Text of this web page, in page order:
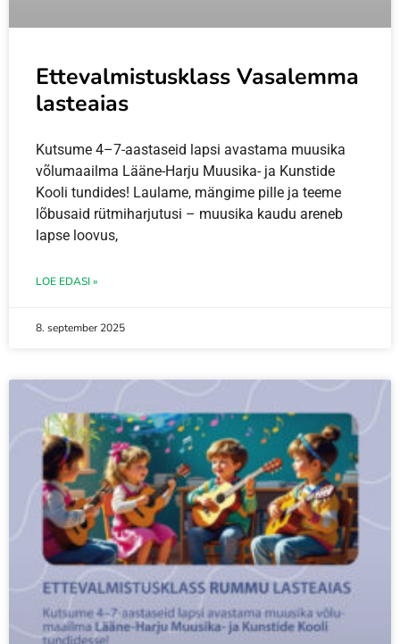
Ettevalmistusklass Vasalemma
lasteaias
Kutsume 4–7-aastaseid lapsi avastama muusika
võlumaailma Lääne-Harju Muusika- ja Kunstide
Kooli tundides! Laulame, mängime pille ja teeme
lõbusaid rütmiharjutusi – muusika kaudu areneb
lapse loovus,
LOE EDASI »
8. september 2025